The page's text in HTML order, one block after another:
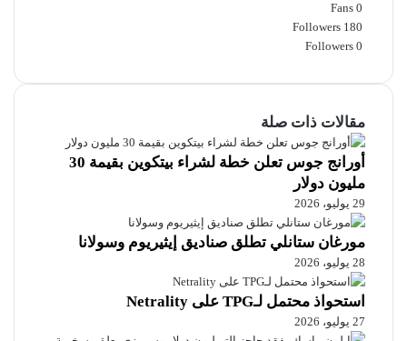
0
Fans
180
Followers
0
Followers
مقالات ذات صلة
أورانج جوس تعلن خطة لشراء بيتكوين بقيمة 30
مليون دولار
29 يوليو، 2026
مورغان ستانلي تطلق صناديق إيثيريوم وسولانا
28 يوليو، 2026
استحواذ محتمل لـTPG على Netrality
27 يوليو، 2026